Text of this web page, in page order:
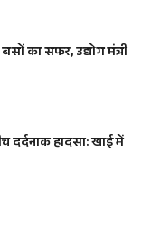
का सफर, उद्योग मंत्री
दर्दनाक हादसा: खाई में